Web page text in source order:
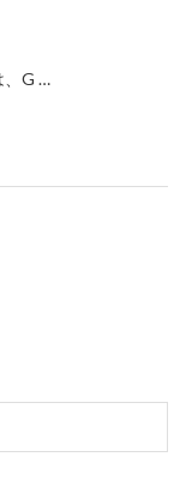
、G …